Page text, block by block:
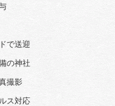
で送迎
の神社
撮影
ス対応